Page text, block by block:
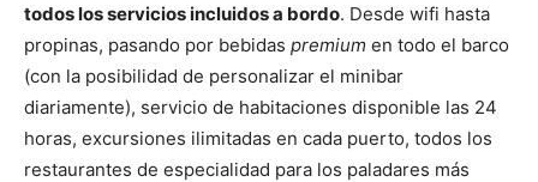
todos los servicios incluidos a bordo. Desde wifi hasta
propinas, pasando por bebidas premium en todo el barco
(con la posibilidad de personalizar el minibar
diariamente), servicio de habitaciones disponible las 24
horas, excursiones ilimitadas en cada puerto, todos los
restaurantes de especialidad para los paladares más